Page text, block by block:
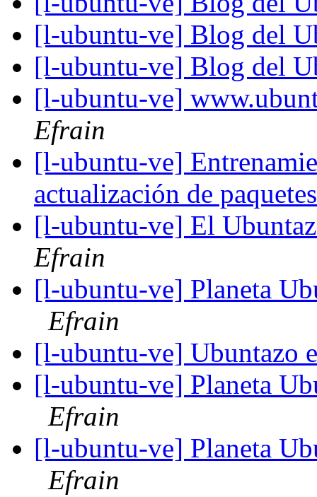
[l-ubuntu-ve] Blog del
[l-ubuntu-ve] Blog del
[l-ubuntu-ve]
Efrain
[l-ubuntu-ve]
actualización de
[l-ubuntu-ve] El
Efrain
[l-ubuntu-ve] Planeta
Efrain
[l-ubuntu-ve] Ubuntazo
[l-ubuntu-ve] Planeta
Efrain
[l-ubuntu-ve] Planeta
Efrain